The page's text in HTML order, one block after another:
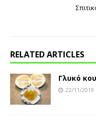
RELATED ARTICLES
Γλυκό
22/11/2019